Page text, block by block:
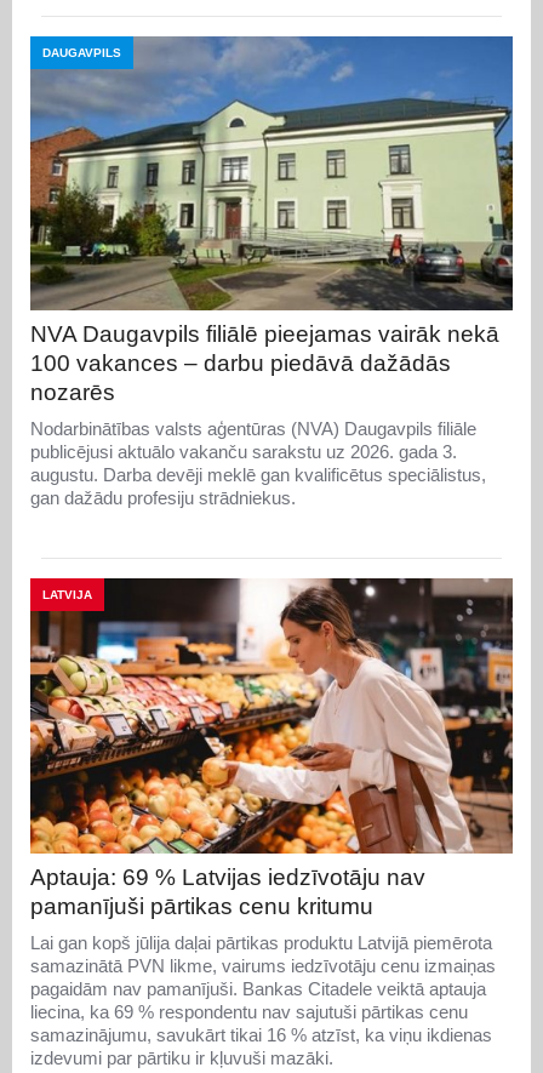
DAUGAVPILS
NVA Daugavpils filiālē pieejamas vairāk nekā
100 vakances – darbu piedāvā dažādās
nozarēs
Nodarbinātības valsts aģentūras (NVA) Daugavpils filiāle
publicējusi aktuālo vakanču sarakstu uz 2026. gada 3.
augustu. Darba devēji meklē gan kvalificētus speciālistus,
gan dažādu profesiju strādniekus.
LATVIJA
Aptauja: 69 % Latvijas iedzīvotāju nav
pamanījuši pārtikas cenu kritumu
Lai gan kopš jūlija daļai pārtikas produktu Latvijā piemērota
samazinātā PVN likme, vairums iedzīvotāju cenu izmaiņas
pagaidām nav pamanījuši. Bankas Citadele veiktā aptauja
liecina, ka 69 % respondentu nav sajutuši pārtikas cenu
samazinājumu, savukārt tikai 16 % atzīst, ka viņu ikdienas
izdevumi par pārtiku ir kļuvuši mazāki.